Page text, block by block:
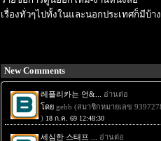
เรื่องทั่วๆไปทั้งในและนอกประเทศก็มีบ้าง
New Comments